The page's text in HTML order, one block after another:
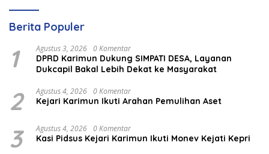
Berita Populer
1 Agustus 3, 2026 0 Komentar
DPRD Karimun Dukung SIMPATI DESA, Layanan
Dukcapil Bakal Lebih Dekat ke Masyarakat
2 Agustus 4, 2026 0 Komentar
Kejari Karimun Ikuti Arahan Pemulihan Aset
3 Agustus 4, 2026 0 Komentar
Kasi Pidsus Kejari Karimun Ikuti Monev Kejati Kepri